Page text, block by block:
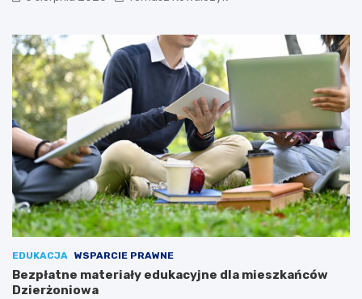
EDUKACJA WSPARCIE PRAWNE
Bezpłatne materiały edukacyjne dla mieszkańców
Dzierżoniowa